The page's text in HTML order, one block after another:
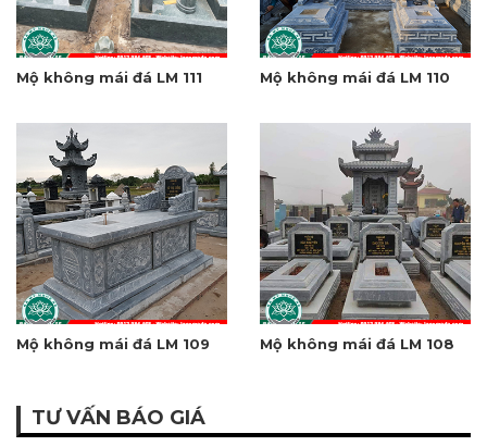
Mộ không mái đá LM 111 Mộ không mái đá LM 110
Mộ không mái đá LM 109 Mộ không mái đá LM 108
TƯ VẤN BÁO GIÁ